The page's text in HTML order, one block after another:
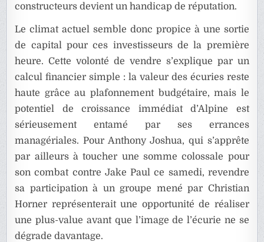
constructeurs devient un handicap de réputation.
Le climat actuel semble donc propice à une sortie
de capital pour ces investisseurs de la première
heure. Cette volonté de vendre s’explique par un
calcul financier simple : la valeur des écuries reste
haute grâce au plafonnement budgétaire, mais le
potentiel de croissance immédiat d’Alpine est
sérieusement entamé par ses errances
managériales. Pour Anthony Joshua, qui s’apprête
par ailleurs à toucher une somme colossale pour
son combat contre Jake Paul ce samedi, revendre
sa participation à un groupe mené par Christian
Horner représenterait une opportunité de réaliser
une plus-value avant que l’image de l’écurie ne se
dégrade davantage.